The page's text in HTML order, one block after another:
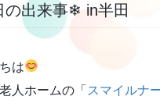
の出来事❄ in半田
は
人ホームの「 スマイルナ